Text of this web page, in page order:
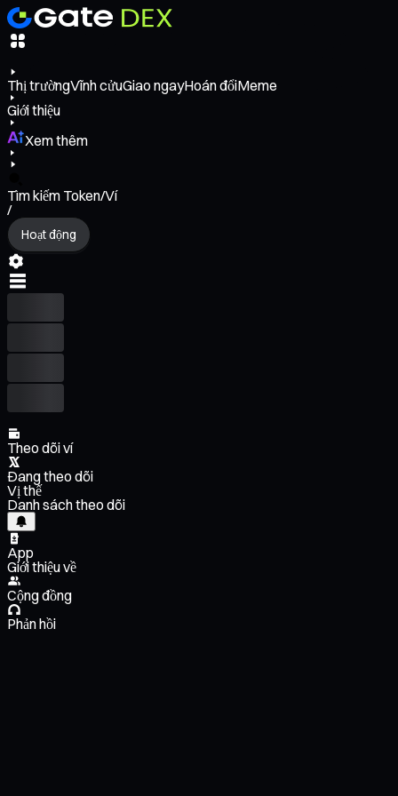
Thị trườngVĩnh cửuGiao ngayHoán đổiMeme
Giới thiệu
Xem thêm
Tìm kiếm Token/Ví
/
Hoạt động
Theo dõi ví
Đang theo dõi
Vị thế
Danh sách theo dõi
App
Giới thiệu về
Cộng đồng
Phản hồi